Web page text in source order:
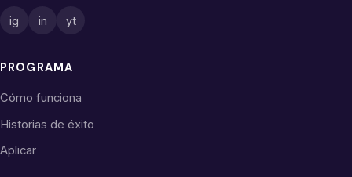
ig in yt
PROGRAMA
Cómo funciona
Historias de éxito
Aplicar